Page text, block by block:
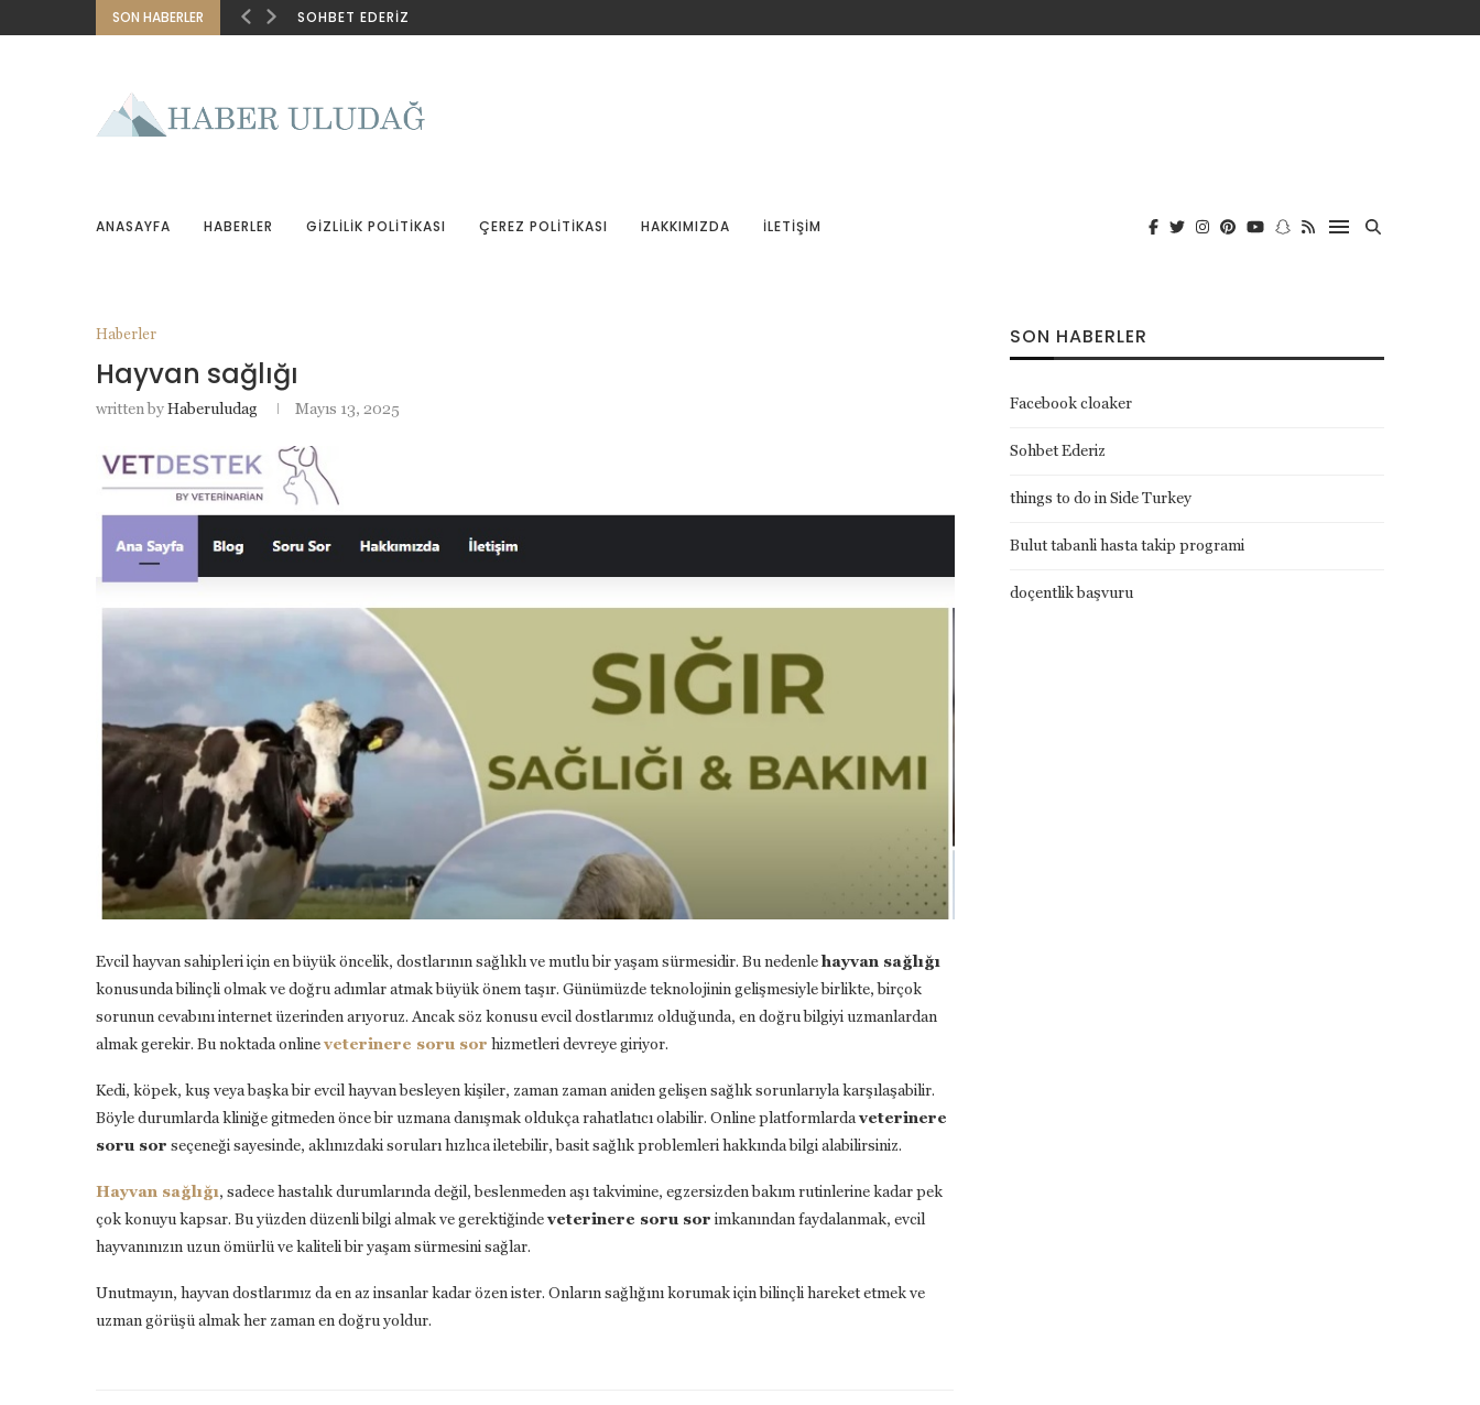
SON HABERLER SOHBET EDERIZ
ANASAYFA HABERLER GIZLILIK POLITIKASI ÇEREZ POLITIKASI HAKKIMIZDA İLETIŞIM
Haberler
Hayvan sağlığı
written byHaberuludag Mayıs 13, 2025
Evcil hayvansahipleriiçinenbüyüköncelik, dostlarınınsağlıklıvemutlubiryaşamsürmesidir. Bunedenlehayvan sağlığı
konusundabilinçliolmakvedoğruadımlaratmakbüyükönemtaşır. Günümüzdeteknolojiningelişmesiylebirlikte,birçok
sorununcevabınıinternetüzerindenarıyoruz. Ancaksöz konusuevcil dostlarımız olduğunda, endoğrubilgiyiuzmanlardan
almakgerekir. Bunoktadaonlineveterinere soru sor hizmetleridevreyegiriyor.
Kedi, köpek, kuş veyabaşkabirevcil hayvanbesleyenkişiler, zaman zamananidengelişensağlıksorunlarıylakarşılaşabilir.
Böyledurumlardakliniğegitmedenöncebiruzmanadanışmakoldukçarahatlatıcıolabilir. Onlineplatformlardaveterinere
soru sor seçeneğisayesinde, aklınızdakisorularıhızlıcailetebilir,basitsağlıkproblemlerihakkındabilgialabilirsiniz.
Hayvan sağlığı, sadecehastalıkdurumlarındadeğil,beslenmedenaşıtakvimine, egzersizdenbakımrutinlerinekadarpek
çokkonuyukapsar. Buyüzdendüzenlibilgialmakvegerektiğindeveterinere soru sor imkanındanfaydalanmak, evcil
hayvanınızınuzunömürlüvekalitelibiryaşamsürmesinisağlar.
Unutmayın, hayvandostlarımız daenaz insanlarkadarözenister. Onlarınsağlığınıkorumakiçinbilinçlihareketetmekve
uzmangörüşüalmakher zamanendoğruyoldur.
SON HABERLER
Facebook cloaker
Sohbet Ederiz
things to do in Side Turkey
Bulut tabanli hasta takip programi
doçentlik başvuru